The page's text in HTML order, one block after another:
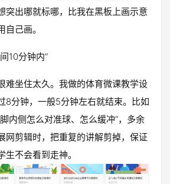
突出哪就标哪，比我在黑板上画示意
己画。
10分钟内”
难坐住太久。我做的体育微课教学设
8分钟，一般5分钟左右就结束。比如
内侧怎么对准球、怎么缓冲”，多余
网剪辑时，把重复的讲解剪掉，保证
不会看到走神。